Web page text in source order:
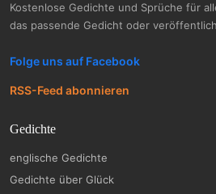
Kostenlose Gedichte und Sprüche für
das passende Gedicht oder
Folge uns auf Facebook
RSS-Feed abonnieren
Gedichte
englische Gedichte
Gedichte über Glück